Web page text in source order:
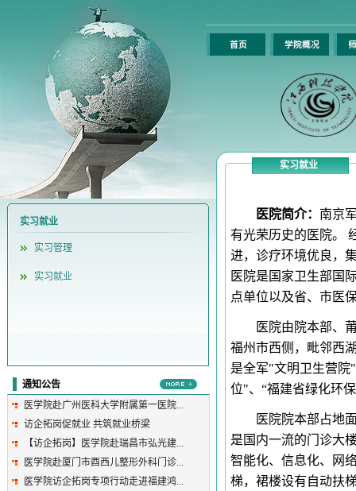
首页 学院概况
实习就业
实习管理
实习就业
通知公告
医学院赴广州医科大学附属第一医院...
访企拓岗促就业 共筑就业桥梁
【访企拓岗】医学院赴瑞昌市弘光建...
医学院赴厦门市酉西儿整形外科门诊...
医学院访企拓岗专项行动走进福建鸿...
实习就业
医院简介： 南京
有光荣历史的医院。
进，诊疗环境优良，
医院是国家卫生部国
点单位以及省、市医
医院由院本部、
福州市西侧，毗邻西
是全军"文明卫生营
位"、“福建省绿化环
医院院本部占地
是国内一流的门诊大
智能化、信息化、网
梯，裙楼设有自动扶